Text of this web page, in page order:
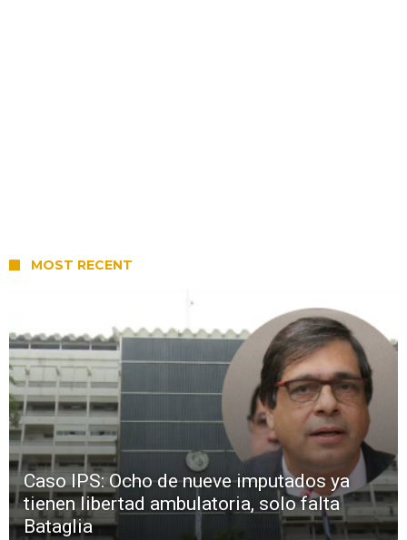
MOST RECENT
Caso IPS: Ocho de nueve imputados ya
tienen libertad ambulatoria, solo falta
Bataglia